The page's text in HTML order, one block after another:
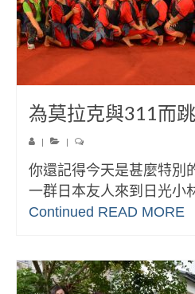
為莫拉克與311而跳
| |
你還記得今天是甚麼特別
一群日本友人來到日光小
Continued READ MORE